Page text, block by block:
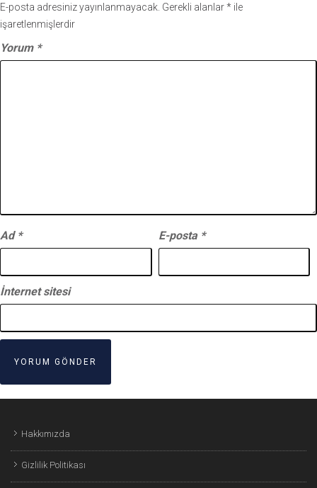
E-posta adresiniz yayınlanmayacak. Gerekli alanlar* ile
işaretlenmişlerdir
Yorum *
Ad * E-posta *
İnternet sitesi
Hakkımızda
Gizlilik Politikası